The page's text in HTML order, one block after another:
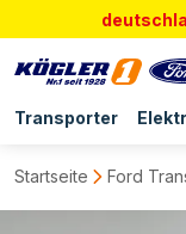
Transporter
Startseite Ford